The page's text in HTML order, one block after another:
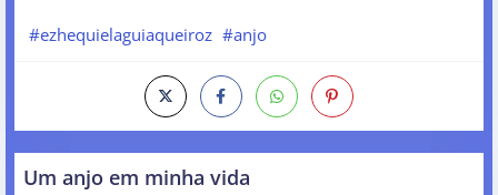
#ezhequielaguiaqueiroz #anjo
Um anjo em minha vida